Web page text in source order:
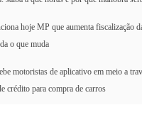
hoje MP que aumenta fiscalização
o que muda
motoristas de aplicativo em meio a
crédito para compra de carros